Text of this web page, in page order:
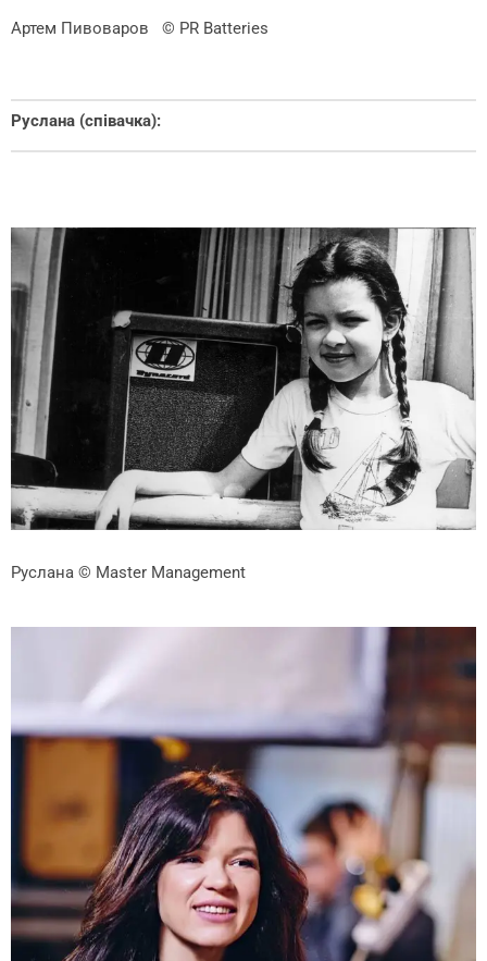
Артем Пивоваров © PR Batteries
Руслана (співачка):
Руслана © Master Management